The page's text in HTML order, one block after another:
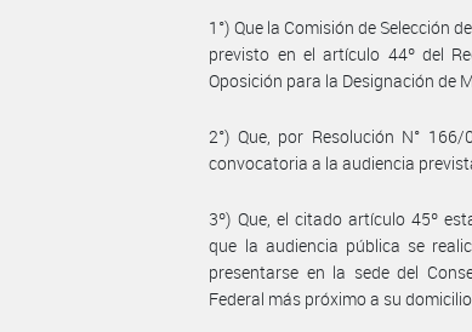
1°) Que la Comisión de Selección
previsto en el artículo 44º del
Oposición para la Designación de
2°) Que, por Resolución N°
convocatoria a la audiencia
3º) Que, el citado artículo 45º
que la audiencia pública se
presentarse en la sede del
Federal más próximo a su